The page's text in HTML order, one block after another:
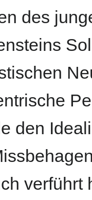
des
den
verführt